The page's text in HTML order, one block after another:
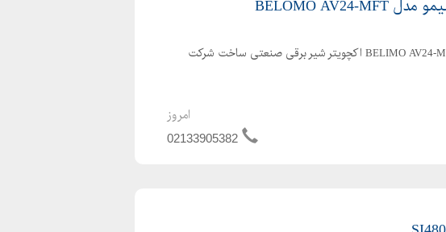
فروش محرک برق 24 ولت مدل : BELIMO AV24-MFT اکچویتر شیر برقی صنعتی ساخت شرکت
امروز
02133905382